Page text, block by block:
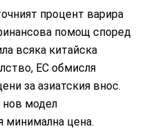
процент варира
помощ според
всяка китайска
ЕС обмисля
за азиатския внос.
нов модел
минимална цена.